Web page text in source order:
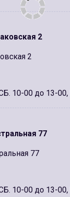
2
2
10-00 до 13-
77
77
10-00 до 13-